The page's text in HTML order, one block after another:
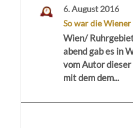
6. August 2016
So war die Wiener
Wien/
abend gab es in
vom Autor
mit dem dem...